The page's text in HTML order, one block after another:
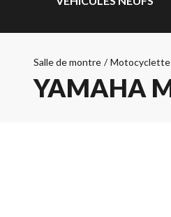
Salle de montre / Motocyclette
YAMAHA